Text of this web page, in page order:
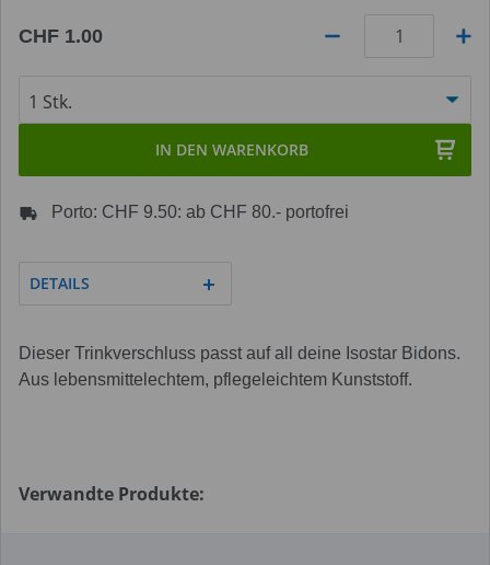
CHF 1.00
IN DEN WARENKORB
Porto: CHF 9.50: ab CHF 80.- portofrei
DETAILS
Dieser Trinkverschluss passt auf all deine Isostar Bidons.
Aus lebensmittelechtem, pflegeleichtem Kunststoff.
Verwandte Produkte: